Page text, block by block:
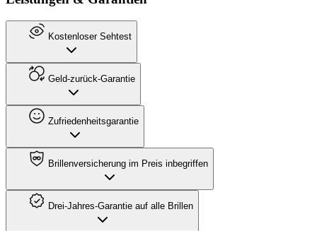
Kostenloser Sehtest
Geld-zurück-Garantie
Zufriedenheitsgarantie
Brillenversicherung im Preis inbegriffen
Drei-Jahres-Garantie auf alle Brillen